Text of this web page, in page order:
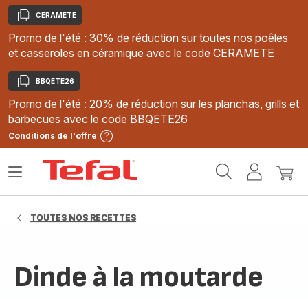
Copier
CERAMETE
Promo de l'été : 30% de réduction sur toutes nos poêles
et casseroles en céramique avec le code CERAMETE
Copier
BBQETE26
Promo de l'été : 20% de réduction sur les planchas, grills et
barbecues avec le code BBQETE26
Conditions de l'offre
MonMon
Ouvrir
TOUTES NOS RECETTES
Dinde à la moutarde